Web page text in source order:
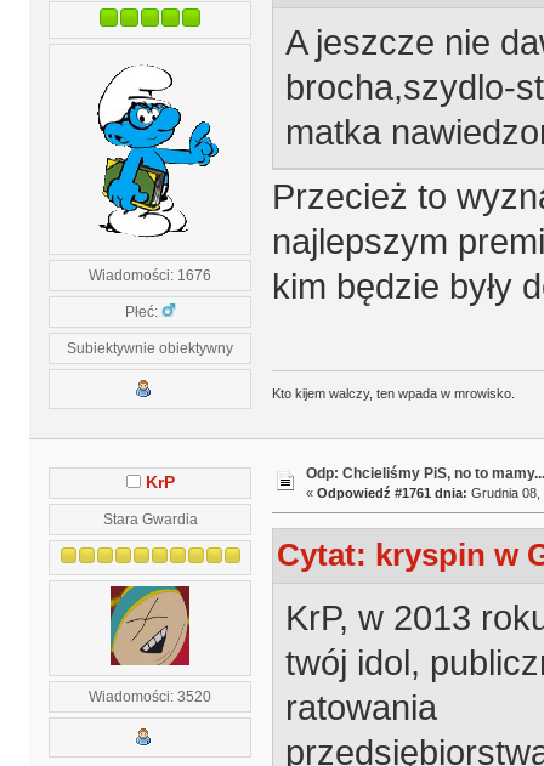
Wiadomości: 1676
Płeć:
Subiektywnie obiektywny
A jeszcze nie
brocha,szydlo-
matka
Przecież to
najlepszym
kim będzie były
Kto kijem walczy, ten wpada w mrowisko.
KrP
Stara Gwardia
Wiadomości: 3520
Odp: Chcieliśmy PiS, no to
« Odpowiedź #1761 dnia: Grudnia 08,
Cytat: kryspin w
KrP, w 2013
twój idol,
ratowania